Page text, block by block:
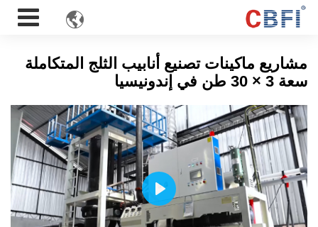

مشاريع ماكينات تصنيع أنابيب الثلج المتكاملة
سعة 3 × 30 طن في إندونيسيا
Play